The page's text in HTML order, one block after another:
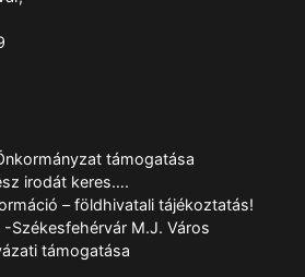
támogatása
irodát keres….
– földhivatali tájékoztatás!
-Székesfehérvár M.J. Város
támogatása